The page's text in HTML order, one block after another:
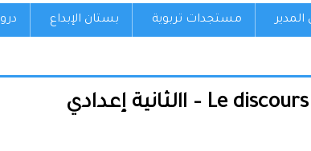
مستجدات تربوية بستان الإبداع